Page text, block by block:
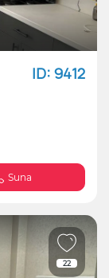
ID: 9412
Suna
22